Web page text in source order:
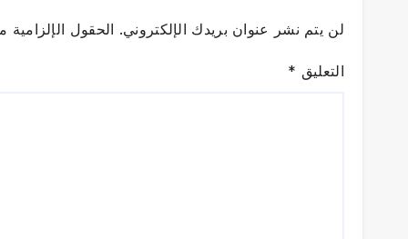
لن يتم نشر عنوان بريدك الإلكتروني. الحقول الإلزامية
التعليق *